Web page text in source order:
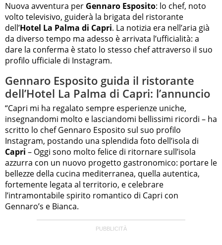
Nuova avventura per Gennaro Esposito: lo chef, noto
volto televisivo, guiderà la brigata del ristorante
dell’Hotel La Palma di Capri. La notizia era nell’aria già
da diverso tempo ma adesso è arrivata l’ufficialità: a
dare la conferma è stato lo stesso chef attraverso il suo
profilo ufficiale di Instagram.
Gennaro Esposito guida il ristorante
dell’Hotel La Palma di Capri: l’annuncio
“Capri mi ha regalato sempre esperienze uniche,
insegnandomi molto e lasciandomi bellissimi ricordi – ha
scritto lo chef Gennaro Esposito sul suo profilo
Instagram, postando una splendida foto dell’isola di
Capri – Oggi sono molto felice di ritornare sull’isola
azzurra con un nuovo progetto gastronomico: portare le
bellezze della cucina mediterranea, quella autentica,
fortemente legata al territorio, e celebrare
l’intramontabile spirito romantico di Capri con
Gennaro’s e Bianca.